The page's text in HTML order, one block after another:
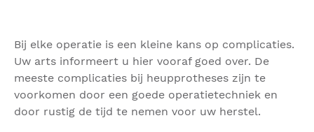
Bij elke operatie is een kleine kans op complicaties.
Uw arts informeert u hier vooraf goed over. De
meeste complicaties bij heupprotheses zijn te
voorkomen door een goede operatietechniek en
door rustig de tijd te nemen voor uw herstel.